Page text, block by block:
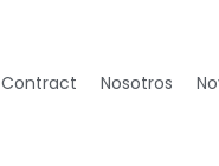
Contract Nosotros